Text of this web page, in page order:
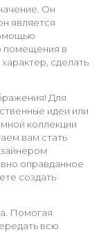
Он
является
помещения в
сделать
Для
идеи или
коллекции
вам стать
оправданное
создать
Помогая
всю